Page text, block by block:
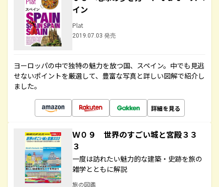
イン
Plat
2019.07.03 発売
ヨーロッパの中で独特の魅力を放つ国、スペイン。中でも見逃
せないポイントを厳選して、豊富な写真と詳しい図解で紹介し
ました。
詳細を見る
Ｗ０９ 世界のすごい城と宮殿３３
３
一度は訪れたい魅力的な建築・史跡を旅の
雑学とともに解説
旅の図鑑